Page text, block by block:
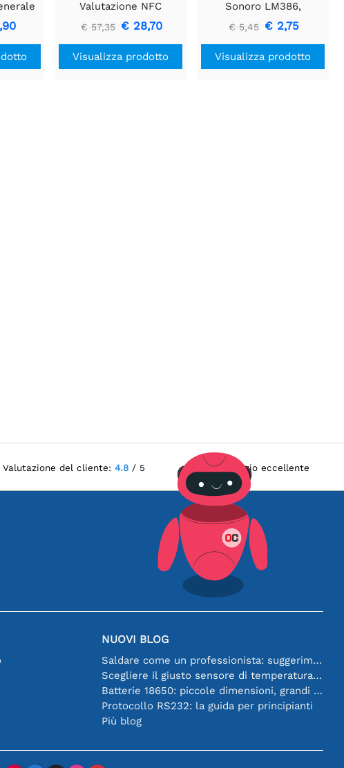
Valutazione NFC
ST25R3911B, Lettore
NFC + scheda TF + cavo
€ 57,35 € 28,70
Visualizza prodotto
Sonoro LM386,
Rilevatore di Suoni,
Compatibile con Arduino
€ 5,45 € 2,75
Visualizza prodotto
Valutazione del cliente: 4.8/ 5 Servizio eccellente
NUOVI BLOG
Saldare come un professionista: suggerimenti per connessioni elettroniche perfette
Scegliere il giusto sensore di temperatura [youtube]
Batterie 18650: piccole dimensioni, grandi prestazioni
Protocollo RS232: la guida per principianti
Più blog